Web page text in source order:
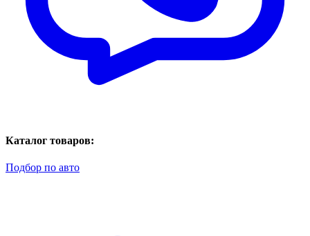
Каталог товаров:
Подбор по авто